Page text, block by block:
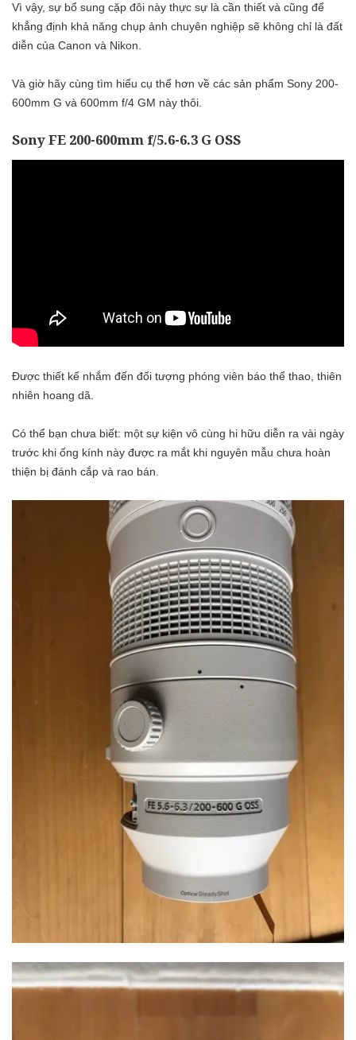
Vì vậy, sự bổ sung cặp đôi này thực sự là cần thiết và cũng để
khẳng định khả năng chụp ảnh chuyên nghiệp sẽ không chỉ là đất
diễn của Canon và Nikon.
Và giờ hãy cùng tìm hiểu cụ thể hơn về các sản phẩm Sony 200-
600mm G và 600mm f/4 GM này thôi.
Sony FE 200-600mm f/5.6-6.3 G OSS
Được thiết kế nhắm đến đối tượng phóng viên báo thể thao, thiên
nhiên hoang dã.
Có thể bạn chưa biết: một sự kiện vô cùng hi hữu diễn ra vài ngày
trước khi ống kính này được ra mắt khi nguyên mẫu chưa hoàn
thiện bị đánh cắp và rao bán.